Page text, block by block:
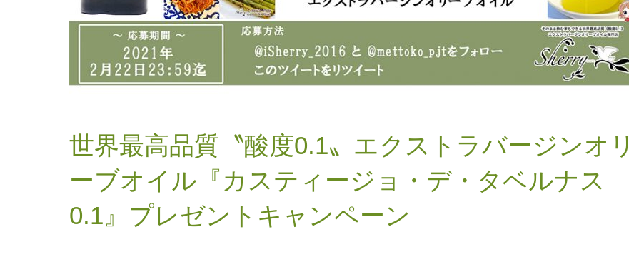
世界最高品質〝酸度0.1〟エクストラバージンオリ
ーブオイル『カスティージョ・デ・タベルナス
0.1』プレゼントキャンペーン